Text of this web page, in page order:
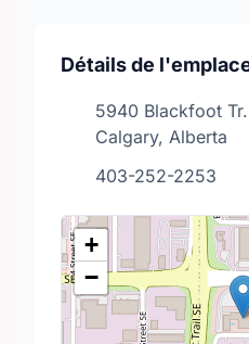
Détails de
5940 Blackfoot
Calgary, Alberta
403-252-2253
+
−